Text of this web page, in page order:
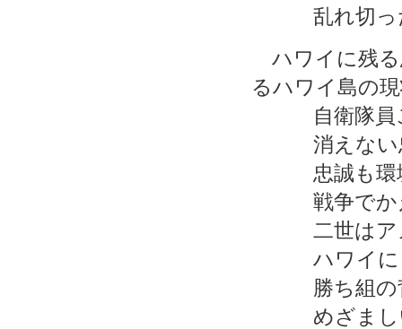
乱れ切っ
ハワイに残
るハワイ島の
自衛隊員こ
消えない
忠誠も環
戦争でかえ
二世はアメ
ハワイに
勝ち組の背
めざましい